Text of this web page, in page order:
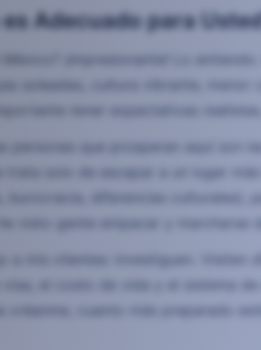
Adecuado para
personas que prosperan aquí son
trata solo de escapar a un lugar
burocracia, diferencias culturales),
visto gente empacar y marcharse
créanme, cuanto más preparado